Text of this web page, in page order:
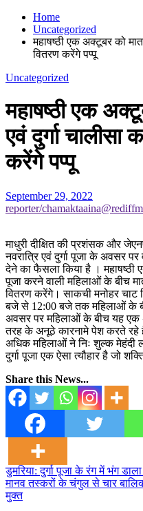
Home
Uncategorized
महाषष्ठी एक अक्टूबर को
वितरण करेंगे पप्पू
Uncategorized
महाषष्ठी एक
एवं दुर्गा चालीसा
करेंगे पप्पू
September 29, 2022
reporter/
माधुरी दीक्षित की प्रशंसक और
नवरात्रि एवं दुर्गा पूजा के अवसर
देने का फैसला किया है । महाषष्ठी
पूजा करने वाली महिलाओं के बीच
वितरण करेंगे। साकची मनोहर चाट
बजे से 12:00 बजे तक महिलाओं के
अवसर पर महिलाओं के बीच यह एक
तरह के अनूठे कारनामे पेश करते
अधिक महिलाओं ने निः शुल्क मेहंदी
दुर्गा पूजा एक ऐसा त्यौहार है जो
Share this News...
Post
navigation
डुमरिया: दुर्गा पूजा के रंग में भंग
मानव तस्करों के चंगुल से चार
मुक्त